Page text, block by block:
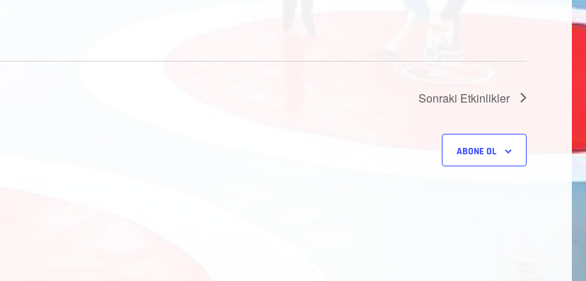
Sonraki Etkinlikler
ABONE OL